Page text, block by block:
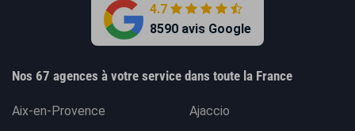
4.7
8590 avis Google
Nos 67 agences à votre service dans toute la France
Aix-en-Provence
Ajaccio